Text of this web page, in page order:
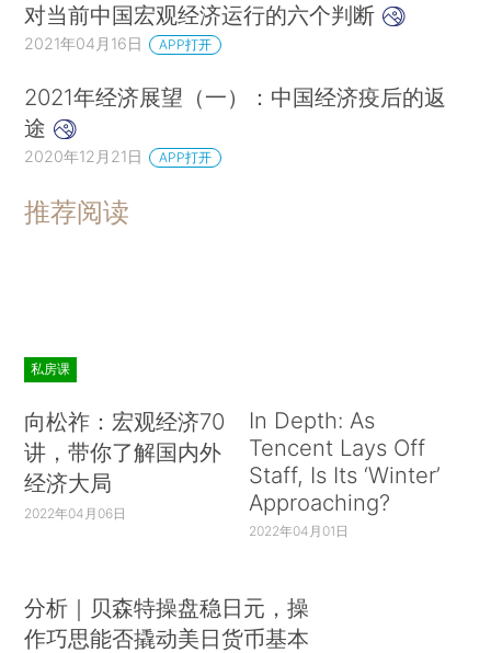
对当前中国宏观经济运行的六个判断
2021年04月16日 APP打开
2021年经济展望（一）：中国经济疫后的返
途
2020年12月21日 APP打开
推荐阅读
私房课
向松祚：宏观经济70
讲，带你了解国内外
经济大局
2022年04月06日
In Depth: As
Tencent Lays Off
Staff, Is Its ‘Winter’
Approaching?
2022年04月01日
分析｜贝森特操盘稳日元，操
作巧思能否撬动美日货币基本